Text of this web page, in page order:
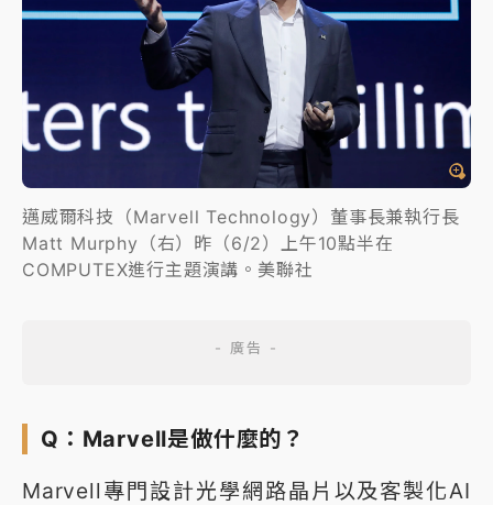
邁威爾科技（Marvell Technology）董事長兼執行長
Matt Murphy（右）昨（6/2）上午10點半在
COMPUTEX進行主題演講。美聯社
Q：Marvell是做什麼的？
Marvell專門設計光學網路晶片以及客製化AI